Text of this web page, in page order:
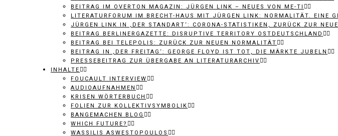
BEITRAG IM OVERTON MAGAZIN: JÜRGEN LINK – NEUES VON ME-TI
LITERATURFORUM IM BRECHT-HAUS MIT JÜRGEN LINK: NORMALITÄT. EINE
JÜRGEN LINK IN ‚DER STANDART‘: CORONA-STATISTIKEN, ZURÜCK ZUR
BEITRAG BERLINERGAZETTE: DISRUPTIVE TERRITORY OSTDEUTSCHLAND
BEITRAG BEI TELEPOLIS: ZURÜCK ZUR NEUEN NORMALITÄT
BEITRAG IN ‚DER FREITAG‘: GEORGE FLOYD IST TOT, DIE MÄRKTE JUBELN
PRESSEBEITRAG ZUR ÜBERGABE AN LITERATURARCHIV
INHALTE
FOUCAULT INTERVIEW
AUDIOAUFNAHMEN
KRISEN WÖRTERBUCH
FOLIEN ZUR KOLLEKTIVSYMBOLIK
BANGEMACHEN BLOG
WHICH FUTURE?
WASSILIS ASWESTOPOULOS